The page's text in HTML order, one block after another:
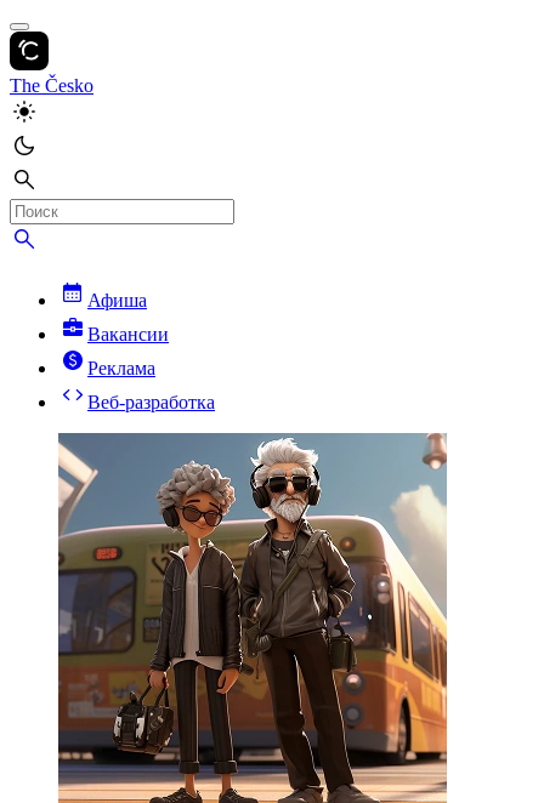
The Česko
Афиша
Вакансии
Реклама
Веб-разработка